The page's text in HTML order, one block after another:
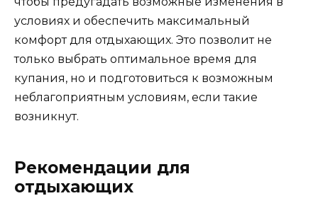
условиях и обеспечить максимальный
комфорт для отдыхающих. Это позволит не
только выбрать оптимальное время для
купания, но и подготовиться к возможным
неблагоприятным условиям, если такие
возникнут.
Рекомендации для
отдыхающих